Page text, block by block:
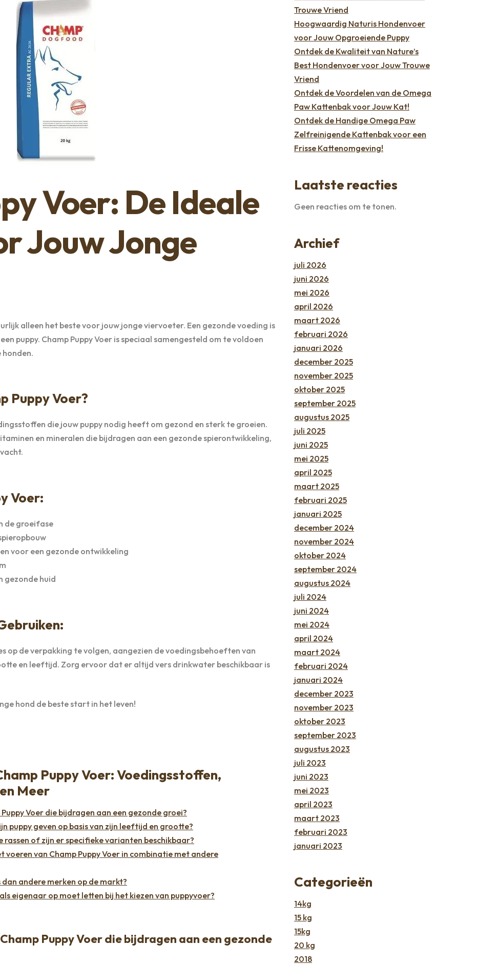
Voer: De Ideale
Jouw Jonge
alleen het beste voor jouw jonge viervoeter. Een gezonde voeding is
puppy. Champ Puppy Voer is speciaal samengesteld om te voldoen
Puppy Voer?
die jouw puppy nodig heeft om gezond en sterk te groeien.
en mineralen die bijdragen aan een gezonde spierontwikkeling,
Voer:
de groeifase
voor een gezonde ontwikkeling
gezonde huid
op de verpakking te volgen, aangezien de voedingsbehoeften van
en leeftijd. Zorg ervoor dat er altijd vers drinkwater beschikbaar is
hond de beste start in het leven!
Puppy Voer: Voedingsstoffen,
Meer
Voer die bijdragen aan een gezonde groei?
puppy geven op basis van zijn leeftijd en grootte?
rassen of zijn er specifieke varianten beschikbaar?
voeren van Champ Puppy Voer in combinatie met andere
andere merken op de markt?
eigenaar op moet letten bij het kiezen van puppyvoer?
Puppy Voer die bijdragen aan een gezonde
Trouwe Vriend
Hoogwaardig Naturis Hondenvoer
voor Jouw Opgroeiende Puppy
Ontdek de Kwaliteit van Nature’s
Best Hondenvoer voor Jouw Trouwe
Vriend
Ontdek de Voordelen van de Omega
Paw Kattenbak voor Jouw Kat!
Ontdek de Handige Omega Paw
Zelfreinigende Kattenbak voor een
Frisse Kattenomgeving!
Laatste reacties
Geen reacties om te tonen.
Archief
juli 2026
juni 2026
mei 2026
april 2026
maart 2026
februari 2026
januari 2026
december 2025
november 2025
oktober 2025
september 2025
augustus 2025
juli 2025
juni 2025
mei 2025
april 2025
maart 2025
februari 2025
januari 2025
december 2024
november 2024
oktober 2024
september 2024
augustus 2024
juli 2024
juni 2024
mei 2024
april 2024
maart 2024
februari 2024
januari 2024
december 2023
november 2023
oktober 2023
september 2023
augustus 2023
juli 2023
juni 2023
mei 2023
april 2023
maart 2023
februari 2023
januari 2023
Categorieën
14kg
15 kg
15kg
20 kg
2018